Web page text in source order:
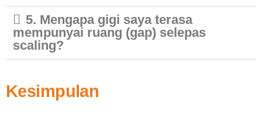
5. Mengapa gigi saya terasa
mempunyai ruang (gap) selepas
scaling?
Kesimpulan